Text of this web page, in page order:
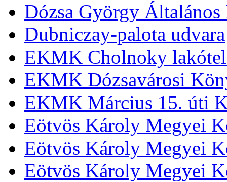
Dózsa György Általános
Dubniczay-palota udvara
EKMK Cholnoky
EKMK Dózsavárosi
EKMK Március 15. úti
Eötvös Károly Megyei
Eötvös Károly Megyei
Eötvös Károly Megyei